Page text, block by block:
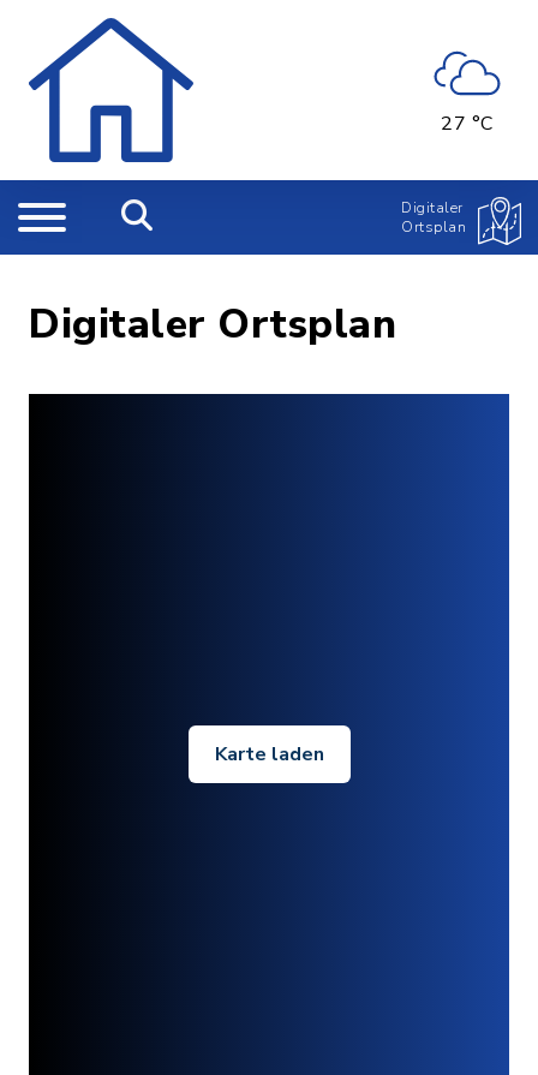
27 °C
Digitaler
Ortsplan
Digitaler Ortsplan
Karte laden